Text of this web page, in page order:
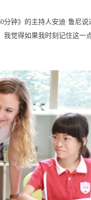
钟》的主持人安迪·鲁尼
觉得如果我时刻记住这一